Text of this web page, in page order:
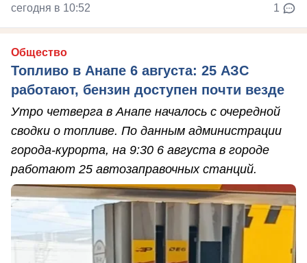
сегодня в 10:52 1
Общество
Топливо в Анапе 6 августа: 25 АЗС
работают, бензин доступен почти везде
Утро четверга в Анапе началось с очередной
сводки о топливе. По данным администрации
города-курорта, на 9:30 6 августа в городе
работают 25 автозаправочных станций.